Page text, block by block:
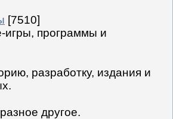
[7510]
игры, программы и
разработку, издания и
другое.